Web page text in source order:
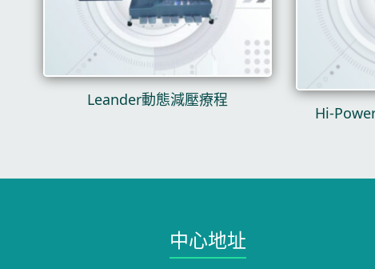
Leander動態減壓療程
Hi-
中心地址​